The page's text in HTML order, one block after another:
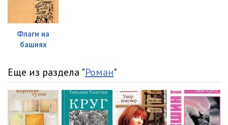
Флаги на
башнях
Еще из раздела "Роман"